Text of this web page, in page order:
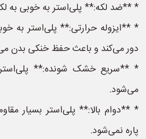
* **ضد لکه:** پلی‌استر به خوبی به
* **ایزوله حرارتی:** پلی‌استر به
دور می‌کند و باعث حفظ خنکی بدن
* **سریع خشک شونده:**
می‌شود.
* **دوام بالا:** پلی‌استر بسیار
پاره نمی‌شود.